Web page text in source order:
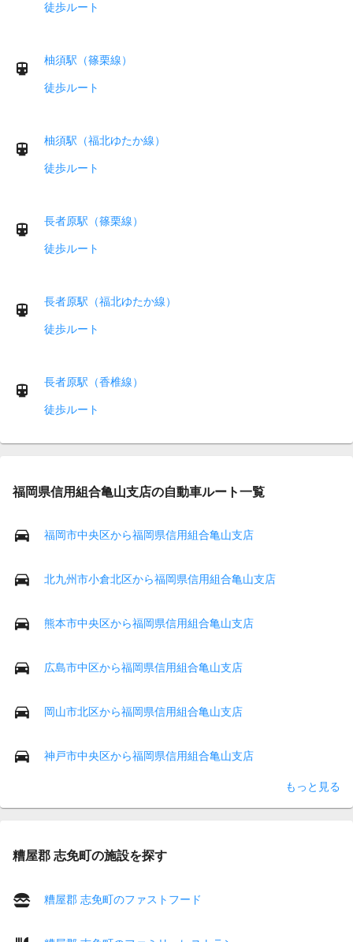
徒歩ルート
柚須駅（篠栗線）
徒歩ルート
柚須駅（福北ゆたか線）
徒歩ルート
長者原駅（篠栗線）
徒歩ルート
長者原駅（福北ゆたか線）
徒歩ルート
長者原駅（香椎線）
徒歩ルート
福岡県信用組合亀山支店の自動車ルート一覧
福岡市中央区から福岡県信用組合亀山支店
北九州市小倉北区から福岡県信用組合亀山支店
熊本市中央区から福岡県信用組合亀山支店
広島市中区から福岡県信用組合亀山支店
岡山市北区から福岡県信用組合亀山支店
神戸市中央区から福岡県信用組合亀山支店
もっと見る
糟屋郡 志免町の施設を探す
糟屋郡 志免町のファストフード